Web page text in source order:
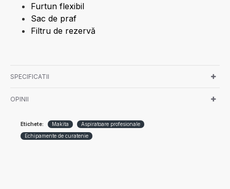
Furtun flexibil
Sac de praf
Filtru de rezervă
SPECIFICATII
OPINII
Etichete: Makita
Aspiratoare profesionale
Echipamente de curatenie